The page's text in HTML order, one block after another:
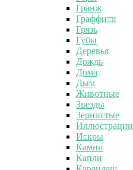
Гранж
Граффити
Грязь
Губы
Деревья
Дождь
Дома
Дым
Животные
Звезды
Зернистые
Иллюстрации
Искры
Камни
Капли